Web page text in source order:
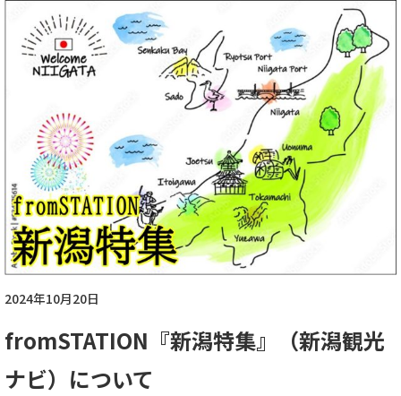
2024年10月20日
fromSTATION『新潟特集』
（新潟観光
ナビ） について